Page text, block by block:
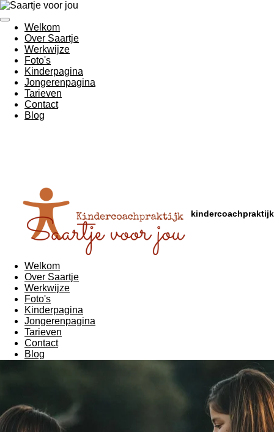
Ga
direct
naar
de
hoofdinhoud
Welkom
Over Saartje
Werkwijze
Foto's
Kinderpagina
Jongerenpagina
Tarieven
Contact
Blog
kindercoachpraktijk
Welkom
Over Saartje
Werkwijze
Foto's
Kinderpagina
Jongerenpagina
Tarieven
Contact
Blog